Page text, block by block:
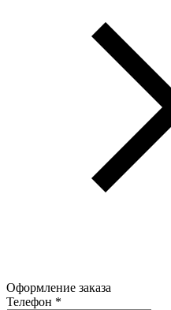
Оформление заказа
Телефон *